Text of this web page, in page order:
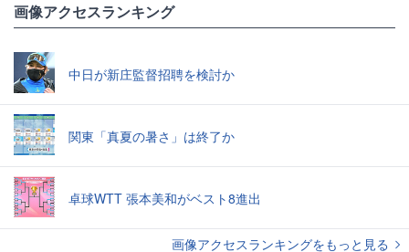
画像アクセスランキング
中日が新庄監督招聘を検討か
関東「真夏の暑さ」は終了か
卓球WTT 張本美和がベスト8進出
画像アクセスランキングをもっと見る